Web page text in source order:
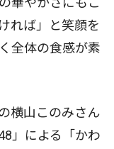
れば」と笑顔を
全体の食感が素
横山このみさん
」による「かわ